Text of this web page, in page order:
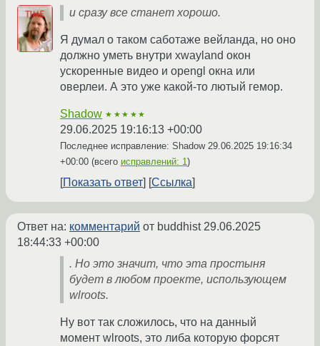
и сразу все станет хорошо.
Я думал о таком саботаже вейланда, но оно
должно уметь внутри xwayland окон
ускоренные видео и opengl окна или
оверлеи. А это уже какой-то лютый гемор.
Shadow ★★★★★
29.06.2025 19:16:13 +00:00
Последнее исправление: Shadow 29.06.2025 19:16:34
+00:00 (всего исправлений: 1)
Показать ответ Ссылка
Ответ на: комментарий от buddhist 29.06.2025
18:44:33 +00:00
. Но это значит, что эта простыня
будет в любом проекте, использующем
wlroots.
Ну вот так сложилось, что на данный
момент wlroots, это либа которую форсят